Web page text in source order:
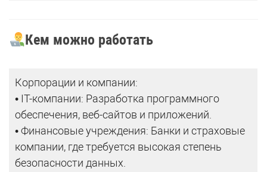
Кем можно работать
Корпорации и компании:
• IT-компании: Разработка программного
обеспечения, веб-сайтов и приложений.
• Финансовые учреждения: Банки и страховые
компании, где требуется высокая степень
безопасности данных.